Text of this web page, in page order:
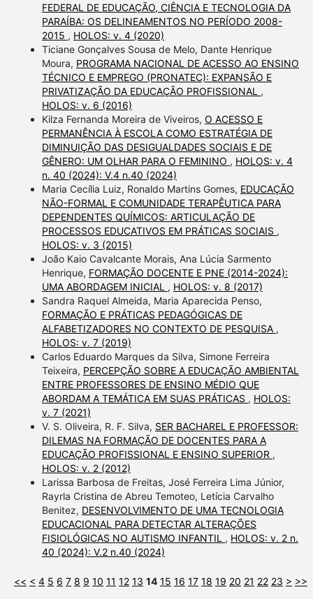
FEDERAL DE EDUCAÇÃO, CIÊNCIA E TECNOLOGIA DA
PARAÍBA: OS DELINEAMENTOS NO PERÍODO 2008-
2015 , HOLOS: v. 4 (2020)
Ticiane Gonçalves Sousa de Melo, Dante Henrique
Moura, PROGRAMA NACIONAL DE ACESSO AO ENSINO
TÉCNICO E EMPREGO (PRONATEC): EXPANSÃO E
PRIVATIZAÇÃO DA EDUCAÇÃO PROFISSIONAL ,
HOLOS: v. 6 (2016)
Kilza Fernanda Moreira de Viveiros, O ACESSO E
PERMANÊNCIA À ESCOLA COMO ESTRATÉGIA DE
DIMINUIÇÃO DAS DESIGUALDADES SOCIAIS E DE
GÊNERO: UM OLHAR PARA O FEMININO , HOLOS: v. 4
n. 40 (2024): V.4 n.40 (2024)
Maria Cecília Luiz, Ronaldo Martins Gomes, EDUCAÇÃO
NÃO-FORMAL E COMUNIDADE TERAPÊUTICA PARA
DEPENDENTES QUÍMICOS: ARTICULAÇÃO DE
PROCESSOS EDUCATIVOS EM PRÁTICAS SOCIAIS ,
HOLOS: v. 3 (2015)
João Kaio Cavalcante Morais, Ana Lúcia Sarmento
Henrique, FORMAÇÃO DOCENTE E PNE (2014-2024):
UMA ABORDAGEM INICIAL , HOLOS: v. 8 (2017)
Sandra Raquel Almeida, Maria Aparecida Penso,
FORMAÇÃO E PRÁTICAS PEDAGÓGICAS DE
ALFABETIZADORES NO CONTEXTO DE PESQUISA ,
HOLOS: v. 7 (2019)
Carlos Eduardo Marques da Silva, Simone Ferreira
Teixeira, PERCEPÇÃO SOBRE A EDUCAÇÃO AMBIENTAL
ENTRE PROFESSORES DE ENSINO MÉDIO QUE
ABORDAM A TEMÁTICA EM SUAS PRÁTICAS , HOLOS:
v. 7 (2021)
V. S. Oliveira, R. F. Silva, SER BACHAREL E PROFESSOR:
DILEMAS NA FORMAÇÃO DE DOCENTES PARA A
EDUCAÇÃO PROFISSIONAL E ENSINO SUPERIOR ,
HOLOS: v. 2 (2012)
Larissa Barbosa de Freitas, José Ferreira Lima Júnior,
Rayrla Cristina de Abreu Temoteo, Letícia Carvalho
Benitez, DESENVOLVIMENTO DE UMA TECNOLOGIA
EDUCACIONAL PARA DETECTAR ALTERAÇÕES
FISIOLÓGICAS NO AUTISMO INFANTIL , HOLOS: v. 2 n.
40 (2024): V.2 n.40 (2024)
<< < 4 5 6 7 8 9 10 11 12 13 14 15 16 17 18 19 20 21 22 23 > >>